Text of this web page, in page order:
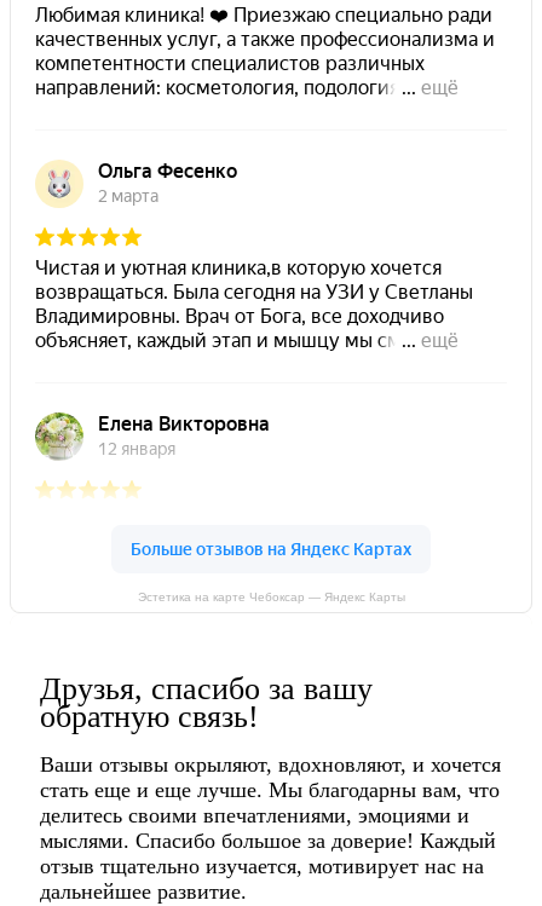
Эстетика на карте Чебоксар — Яндекс Карты
Друзья, спасибо за вашу
обратную связь!
Ваши отзывы окрыляют, вдохновляют, и хочется
стать еще и еще лучше. Мы благодарны вам, что
делитесь своими впечатлениями, эмоциями и
мыслями. Спасибо большое за доверие! Каждый
отзыв тщательно изучается, мотивирует нас на
дальнейшее развитие.